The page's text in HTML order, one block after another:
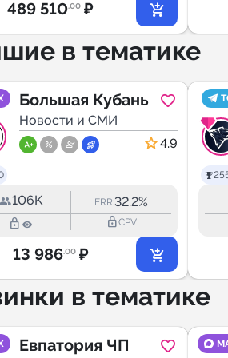
489 510.00 ₽
в тематике
Большая Кубань
Новости и СМИ
4.9
106K ERR:32.2%
lock_outline lock_outlineCPV
13 986.00 ₽
в тематике
Евпатория ЧП